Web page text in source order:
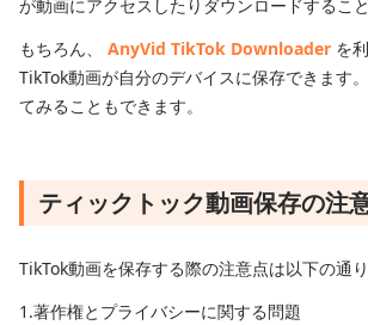
が動画にアクセスしたりダウンロードするこ
もちろん、 AnyVid TikTok Downloader を
TikTok動画が自分のデバイスに保存できます
てみることもできます。
ティックトック動画保存の注
TikTok動画を保存する際の注意点は以下の通り
1.著作権とプライバシーに関する問題